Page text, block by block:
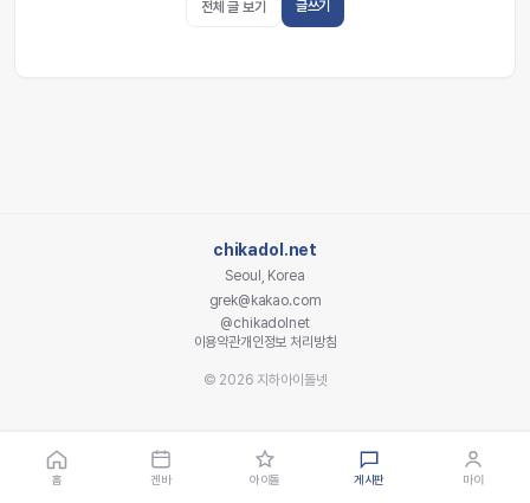
전체 글 보기 글쓰기
chikadol.net
Seoul, Korea
grek@kakao.com
@chikadolnet
이용약관개인정보 처리방침
© 2026 지하아이돌넷
홈 겐바 아이돌 게시판 마이